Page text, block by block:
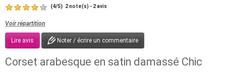
(4/5) 2note(s) - 2avis
Voir répartition
Lire avis Noter / écrire un commentaire
Corset arabesque en satin damassé Chic